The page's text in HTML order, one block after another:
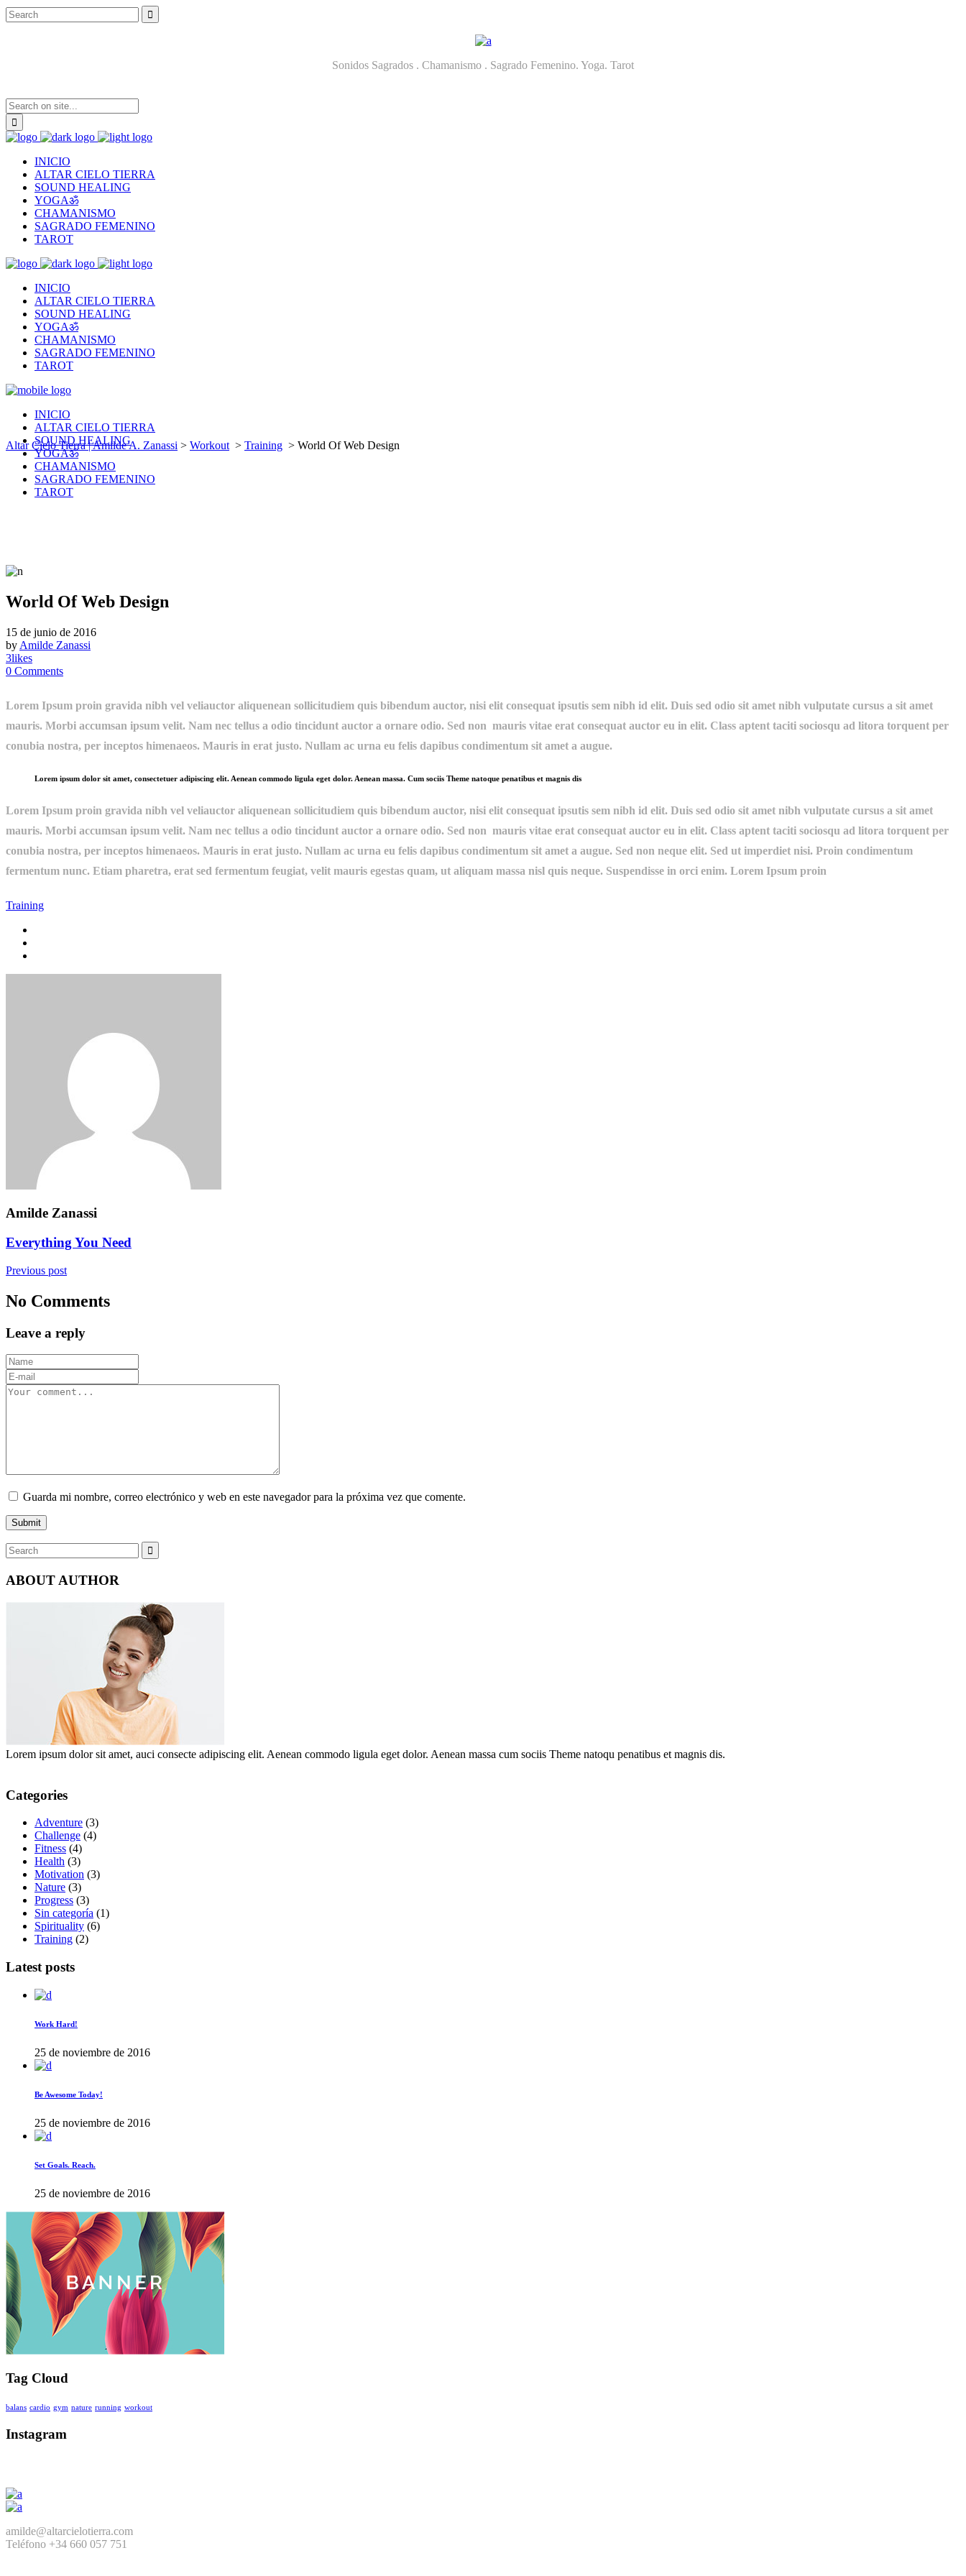
Sonidos Sagrados . Chamanismo . Sagrado Femenino. Yoga. Tarot
INICIO
ALTAR CIELO TIERRA
SOUND HEALING
YOGAॐ
CHAMANISMO
SAGRADO FEMENINO
TAROT
INICIO
ALTAR CIELO TIERRA
SOUND HEALING
YOGAॐ
CHAMANISMO
SAGRADO FEMENINO
TAROT
INICIO
ALTAR CIELO TIERRA
SOUND HEALING
YOGAॐ
CHAMANISMO
SAGRADO FEMENINO
TAROT
Altar Cielo Tierra | Amilde A. Zanassi > Workout > Training > World Of Web Design
World Of Web Design
15 de junio de 2016
by Amilde Zanassi
3likes
0 Comments
Lorem Ipsum proin gravida nibh vel veliauctor aliquenean sollicitudiem quis bibendum auctor, nisi elit consequat ipsutis sem nibh id elit. Duis sed odio sit amet nibh vulputate cursus a sit amet
mauris. Morbi accumsan ipsum velit. Nam nec tellus a odio tincidunt auctor a ornare odio. Sed non mauris vitae erat consequat auctor eu in elit. Class aptent taciti sociosqu ad litora torquent per
conubia nostra, per inceptos himenaeos. Mauris in erat justo. Nullam ac urna eu felis dapibus condimentum sit amet a augue.
Lorem ipsum dolor sit amet, consectetuer adipiscing elit. Aenean commodo ligula eget dolor. Aenean massa. Cum sociis Theme natoque penatibus et magnis dis
Lorem Ipsum proin gravida nibh vel veliauctor aliquenean sollicitudiem quis bibendum auctor, nisi elit consequat ipsutis sem nibh id elit. Duis sed odio sit amet nibh vulputate cursus a sit amet
mauris. Morbi accumsan ipsum velit. Nam nec tellus a odio tincidunt auctor a ornare odio. Sed non mauris vitae erat consequat auctor eu in elit. Class aptent taciti sociosqu ad litora torquent per
conubia nostra, per inceptos himenaeos. Mauris in erat justo. Nullam ac urna eu felis dapibus condimentum sit amet a augue. Sed non neque elit. Sed ut imperdiet nisi. Proin condimentum
fermentum nunc. Etiam pharetra, erat sed fermentum feugiat, velit mauris egestas quam, ut aliquam massa nisl quis neque. Suspendisse in orci enim. Lorem Ipsum proin
Training
Amilde Zanassi
Everything You Need
Previous post
No Comments
Leave a reply
Guarda mi nombre, correo electrónico y web en este navegador para la próxima vez que comente.
ABOUT AUTHOR
Lorem ipsum dolor sit amet, auci consecte adipiscing elit. Aenean commodo ligula eget dolor. Aenean massa cum sociis Theme natoqu penatibus et magnis dis.
Categories
Adventure (3)
Challenge (4)
Fitness (4)
Health (3)
Motivation (3)
Nature (3)
Progress (3)
Sin categoría (1)
Spirituality (6)
Training (2)
Latest posts
Work Hard!
25 de noviembre de 2016
Be Awesome Today!
25 de noviembre de 2016
Set Goals. Reach.
25 de noviembre de 2016
Tag Cloud
balans cardio gym nature running workout
Instagram
amilde@altarcielotierra.com
Teléfono +34 660 057 751